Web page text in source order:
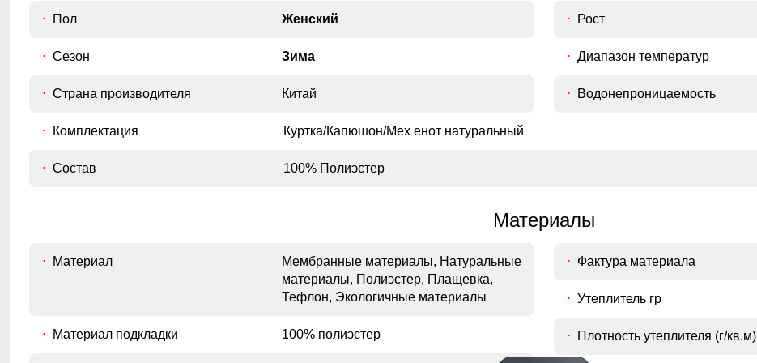
E
Расстояние от подмышечного шва
F
Измеряется по самым широким
Пол Женский
Сезон Зима
Страна производителя Китай
Рост
Диапазон температур
Водонепроницаемость
Комплектация Куртка/Капюшон/Мех енот натуральный
Состав 100% Полиэстер
Материалы
Материал
Мембранные материалы, Натуральные
материалы, Полиэстер, Плащевка,
Тефлон, Экологичные материалы
Материал подкладки 100% полиэстер
Фактура материала
Утеплитель гр
Плотность утеплителя (г/кв.м)